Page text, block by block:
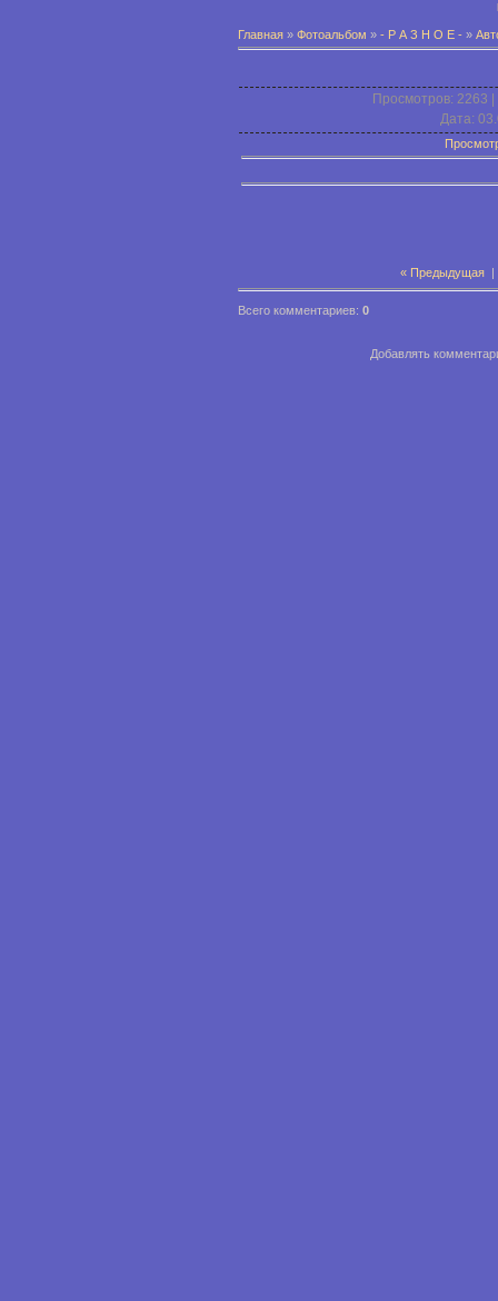
Главная » Фотоальбом » - Р А З Н О Е - »
Просмотров: 2263 |
Дата:
« Предыдущая|
Всего комментариев: 0
Добавлять